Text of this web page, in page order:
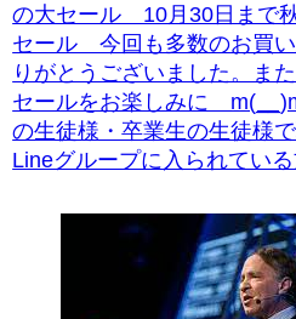
の大セール 10月30日まで
セール 今回も多数のお買
りがとうございました。ま
セールをお楽しみに
の生徒様・卒業生の生徒様
Lineグループに入られてい